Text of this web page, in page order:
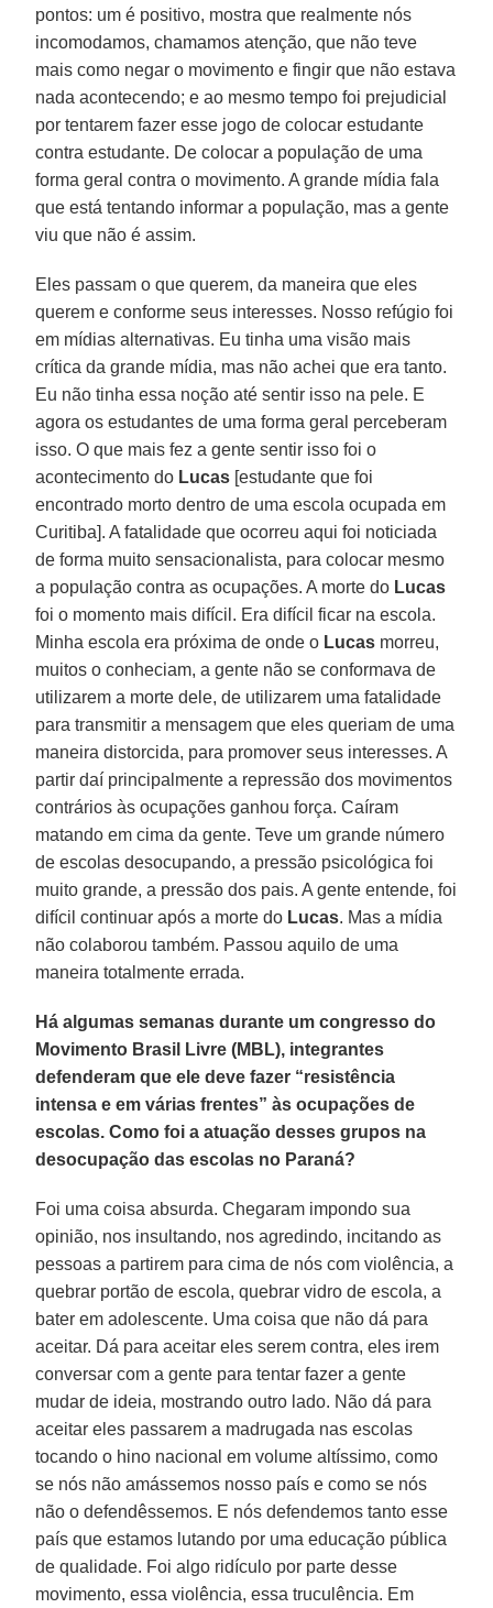
pontos: um é positivo, mostra que realmente nós
incomodamos, chamamos atenção, que não teve
mais como negar o movimento e fingir que não estava
nada acontecendo; e ao mesmo tempo foi prejudicial
por tentarem fazer esse jogo de colocar estudante
contra estudante. De colocar a população de uma
forma geral contra o movimento. A grande mídia fala
que está tentando informar a população, mas a gente
viu que não é assim.
Eles passam o que querem, da maneira que eles
querem e conforme seus interesses. Nosso refúgio foi
em mídias alternativas. Eu tinha uma visão mais
crítica da grande mídia, mas não achei que era tanto.
Eu não tinha essa noção até sentir isso na pele. E
agora os estudantes de uma forma geral perceberam
isso. O que mais fez a gente sentir isso foi o
acontecimento do Lucas [estudante que foi
encontrado morto dentro de uma escola ocupada em
Curitiba]. A fatalidade que ocorreu aqui foi noticiada
de forma muito sensacionalista, para colocar mesmo
a população contra as ocupações. A morte do Lucas
foi o momento mais difícil. Era difícil ficar na escola.
Minha escola era próxima de onde o Lucas morreu,
muitos o conheciam, a gente não se conformava de
utilizarem a morte dele, de utilizarem uma fatalidade
para transmitir a mensagem que eles queriam de uma
maneira distorcida, para promover seus interesses. A
partir daí principalmente a repressão dos movimentos
contrários às ocupações ganhou força. Caíram
matando em cima da gente. Teve um grande número
de escolas desocupando, a pressão psicológica foi
muito grande, a pressão dos pais. A gente entende, foi
difícil continuar após a morte do Lucas. Mas a mídia
não colaborou também. Passou aquilo de uma
maneira totalmente errada.
Há algumas semanas durante um congresso do
Movimento Brasil Livre (MBL), integrantes
defenderam que ele deve fazer “resistência
intensa e em várias frentes” às ocupações de
escolas. Como foi a atuação desses grupos na
desocupação das escolas no Paraná?
Foi uma coisa absurda. Chegaram impondo sua
opinião, nos insultando, nos agredindo, incitando as
pessoas a partirem para cima de nós com violência, a
quebrar portão de escola, quebrar vidro de escola, a
bater em adolescente. Uma coisa que não dá para
aceitar. Dá para aceitar eles serem contra, eles irem
conversar com a gente para tentar fazer a gente
mudar de ideia, mostrando outro lado. Não dá para
aceitar eles passarem a madrugada nas escolas
tocando o hino nacional em volume altíssimo, como
se nós não amássemos nosso país e como se nós
não o defendêssemos. E nós defendemos tanto esse
país que estamos lutando por uma educação pública
de qualidade. Foi algo ridículo por parte desse
movimento, essa violência, essa truculência. Em